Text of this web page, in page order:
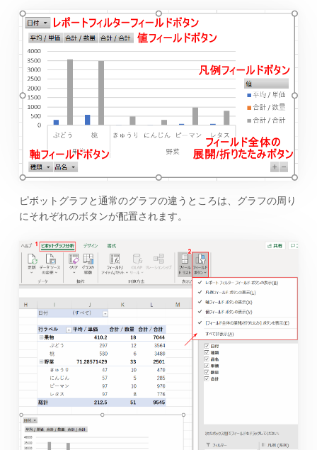
ピボットグラフと通常のグラフの違うところは、グラフの周り
にそれぞれのボタンが配置されます。